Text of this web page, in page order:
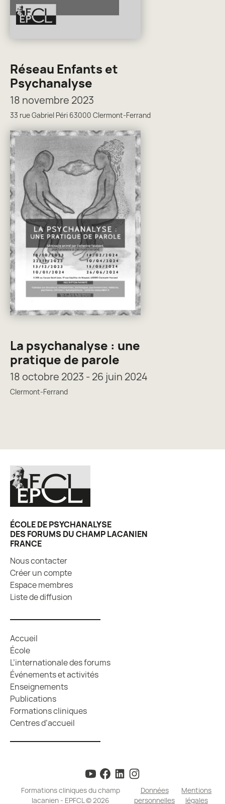
Réseau Enfants et
Psychanalyse
18 novembre 2023
33 rue Gabriel Péri 63000 Clermont-Ferrand
La psychanalyse : une
pratique de parole
18 octobre 2023 - 26 juin 2024
Clermont-Ferrand
ÉCOLE DE PSYCHANALYSE
DES FORUMS DU CHAMP LACANIEN
FRANCE
Nous contacter
Créer un compte
Espace membres
Liste de diffusion
Accueil
École
L’internationale des forums
Événements et activités
Enseignements
Publications
Formations cliniques
Centres d’accueil
Formations cliniques du champ
lacanien - EPFCL © 2026
Données
personnelles
Mentions
légales